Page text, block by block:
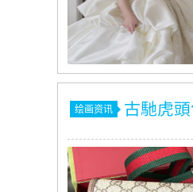
绘画资讯 古馳虎